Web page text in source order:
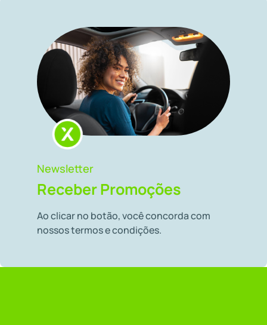
Newsletter
Receber Promoções
Ao clicar no botão, você concorda com
nossos termos e condições.